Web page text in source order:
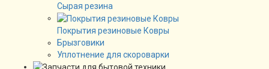
Сырая резина
Покрытия резиновые Ковры
Брызговики
Уплотнение для скороварки